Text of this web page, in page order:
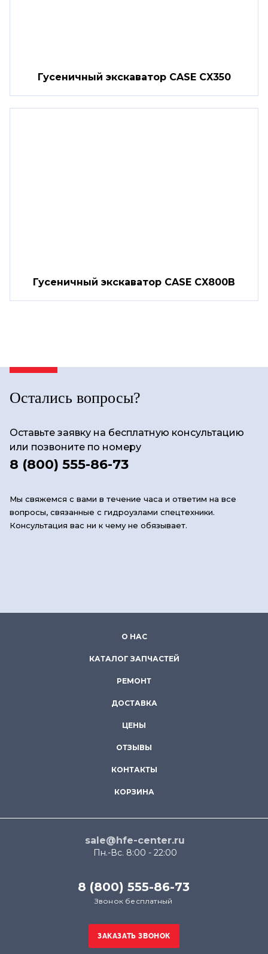
Гусеничный экскаватор CASE CX350
Гусеничный экскаватор CASE CX800B
Остались вопросы?
Оставьте заявку на бесплатную консультацию
или позвоните по номеру
8 (800) 555-86-73
Мы свяжемся с вами в течение часа и ответим на все
вопросы, связанные с гидроузлами спецтехники.
Консультация вас ни к чему не обязывает.
О НАС
КАТАЛОГ ЗАПЧАСТЕЙ
РЕМОНТ
ДОСТАВКА
ЦЕНЫ
ОТЗЫВЫ
КОНТАКТЫ
КОРЗИНА
sale@hfe-center.ru
Пн.-Вс. 8:00 - 22:00
8 (800) 555-86-73
Звонок бесплатный